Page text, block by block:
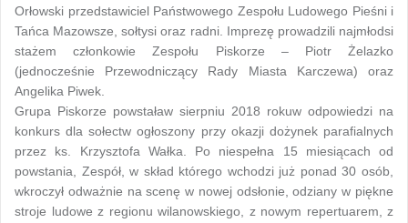
Orłowski przedstawiciel Państwowego Zespołu Ludowego Pieśni i
Tańca Mazowsze, sołtysi oraz radni. Imprezę prowadzili najmłodsi
stażem członkowie Zespołu Piskorze – Piotr Żelazko
(jednocześnie Przewodniczący Rady Miasta Karczewa) oraz
Angelika Piwek.
Grupa Piskorze powstaław sierpniu 2018 rokuw odpowiedzi na
konkurs dla sołectw ogłoszony przy okazji dożynek parafialnych
przez ks. Krzysztofa Wałka. Po niespełna 15 miesiącach od
powstania, Zespół, w skład którego wchodzi już ponad 30 osób,
wkroczył odważnie na scenę w nowej odsłonie, odziany w piękne
stroje ludowe z regionu wilanowskiego, z nowym repertuarem, z